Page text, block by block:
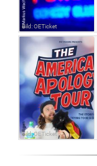
Bild: OETicket
Bild: OETicket